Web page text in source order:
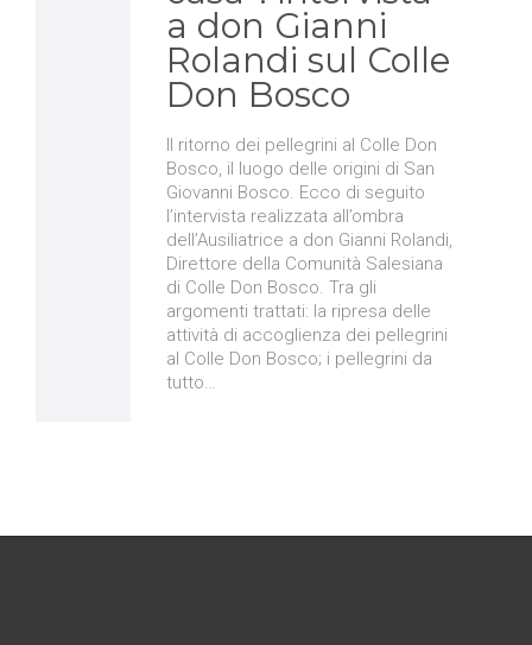
a don Gianni
Rolandi sul Colle
Don Bosco
Il ritorno dei pellegrini al Colle Don
Bosco, il luogo delle origini di San
Giovanni Bosco. Ecco di seguito
l’intervista realizzata all’ombra
dell’Ausiliatrice a don Gianni Rolandi,
Direttore della Comunità Salesiana
di Colle Don Bosco. Tra gli
argomenti trattati: la ripresa delle
attività di accoglienza dei pellegrini
al Colle Don Bosco; i pellegrini da
tutto…